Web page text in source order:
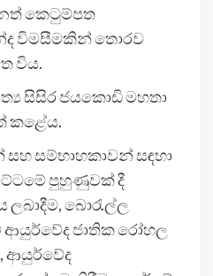
කෙටුම්පත
විමසීමකින් තොරව
විය.
සිසිර ජයකොඩි මහතා
කළේය.
සම්භාහකාවන් සඳහා
පුහුණුවක් දී
ලබාදීම, බොරැල්ල
ජාතික රෝහල
ආයුර්වේද